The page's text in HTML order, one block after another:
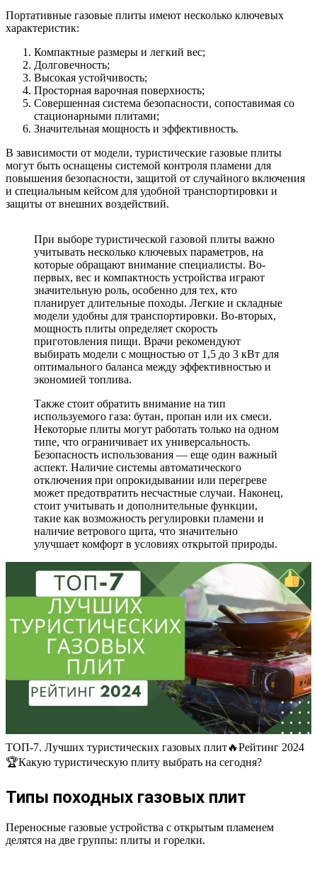
Портативные газовые плиты имеют несколько ключевых
характеристик:
Компактные размеры и легкий вес;
Долговечность;
Высокая устойчивость;
Просторная варочная поверхность;
Совершенная система безопасности, сопоставимая со
стационарными плитами;
Значительная мощность и эффективность.
В зависимости от модели, туристические газовые плиты
могут быть оснащены системой контроля пламени для
повышения безопасности, защитой от случайного включения
и специальным кейсом для удобной транспортировки и
защиты от внешних воздействий.
При выборе туристической газовой плиты важно
учитывать несколько ключевых параметров, на
которые обращают внимание специалисты. Во-
первых, вес и компактность устройства играют
значительную роль, особенно для тех, кто
планирует длительные походы. Легкие и складные
модели удобны для транспортировки. Во-вторых,
мощность плиты определяет скорость
приготовления пищи. Врачи рекомендуют
выбирать модели с мощностью от 1,5 до 3 кВт для
оптимального баланса между эффективностью и
экономией топлива.
Также стоит обратить внимание на тип
используемого газа: бутан, пропан или их смеси.
Некоторые плиты могут работать только на одном
типе, что ограничивает их универсальность.
Безопасность использования — еще один важный
аспект. Наличие системы автоматического
отключения при опрокидывании или перегреве
может предотвратить несчастные случаи. Наконец,
стоит учитывать и дополнительные функции,
такие как возможность регулировки пламени и
наличие ветрового щита, что значительно
улучшает комфорт в условиях открытой природы.
ТОП-7. Лучших туристических газовых плит🔥Рейтинг 2024
🏆Какую туристическую плиту выбрать на сегодня?
Типы походных газовых плит
Переносные газовые устройства с открытым пламенем
делятся на две группы: плиты и горелки.